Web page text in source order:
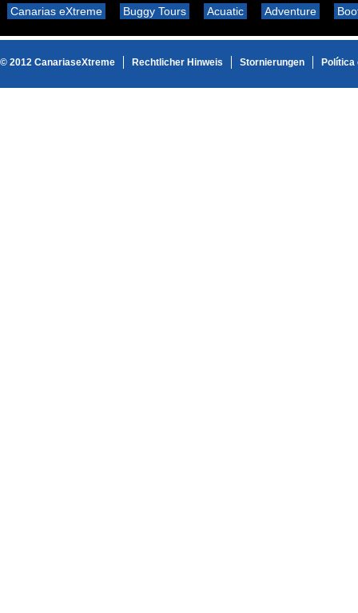
Canarias eXtreme Buggy Tours Acuatic Adventure
© 2012 CanariaseXtreme Rechtlicher Hinweis Stornierungen Política